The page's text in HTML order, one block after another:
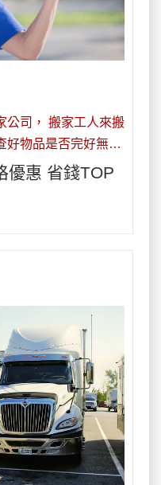
公司， 搬家工人來搬
好物品是否完好無
和小心的物品。
優惠 省錢TOP‎